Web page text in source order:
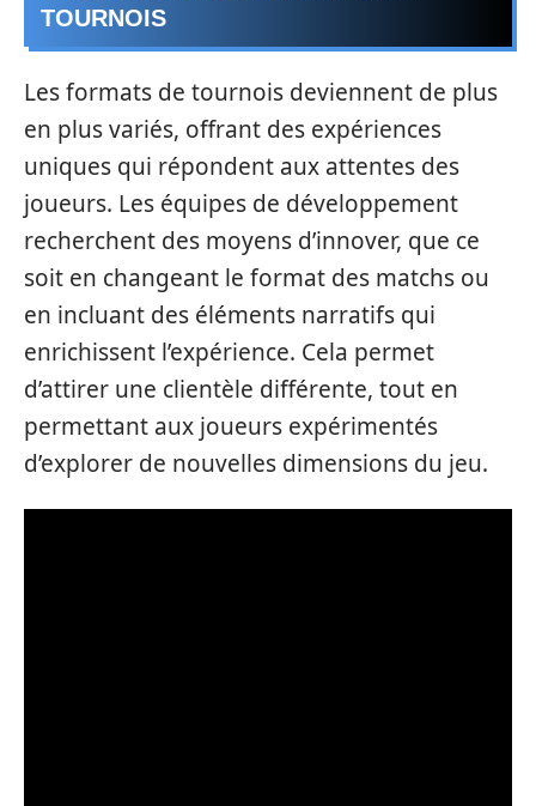
TOURNOIS
Les formats de tournois deviennent de plus
en plus variés, offrant des expériences
uniques qui répondent aux attentes des
joueurs. Les équipes de développement
recherchent des moyens d’innover, que ce
soit en changeant le format des matchs ou
en incluant des éléments narratifs qui
enrichissent l’expérience. Cela permet
d’attirer une clientèle différente, tout en
permettant aux joueurs expérimentés
d’explorer de nouvelles dimensions du jeu.